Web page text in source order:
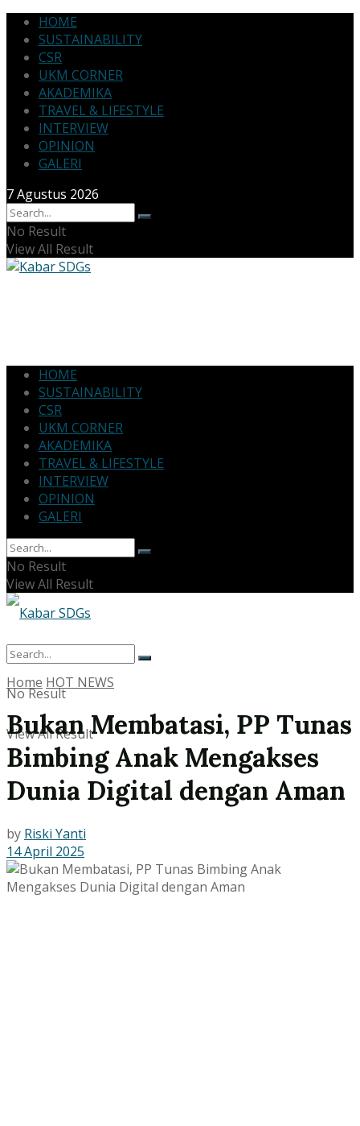
HOME
SUSTAINABILITY
CSR
UKM CORNER
AKADEMIKA
TRAVEL & LIFESTYLE
INTERVIEW
OPINION
GALERI
7 Agustus 2026
No Result
View All Result
HOME
SUSTAINABILITY
CSR
UKM CORNER
AKADEMIKA
TRAVEL & LIFESTYLE
INTERVIEW
OPINION
GALERI
No Result
View All Result
No Result
View All Result
Home HOT NEWS
Bukan Membatasi, PP Tunas
Bimbing Anak Mengakses
Dunia Digital dengan Aman
by Riski Yanti
14 April 2025